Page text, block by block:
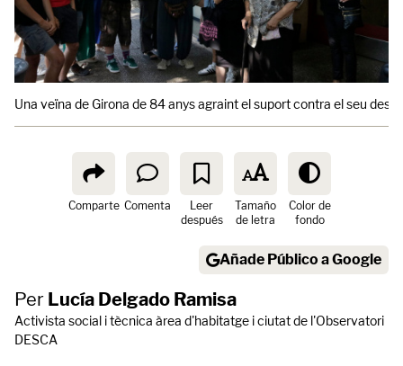
Una veïna de Girona de 84 anys agraint el suport contra el seu
Comparte Comenta
Leer
después
Tamaño
de letra
Color de
fondo
Añade Público a Google
Per Lucía Delgado Ramisa
Activista social i tècnica àrea d'habitatge i ciutat de l'Observatori
DESCA